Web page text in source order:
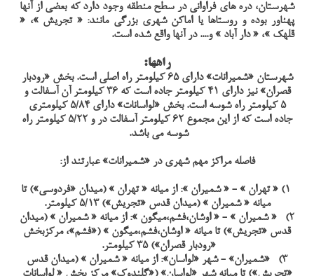
شهرستان، دره های فراوانی در سطح منطقه وجود دارد که بعضی از آنها
پهناور بوده و روستاها یا اماکن شهری بزرگی مانند: « تجریش »، «
قلهک »، « دار آباد » و.... در آنها واقع شده است.
راهها:
شهرستان «شمیرانات» دارای 65 کیلومتر راه اصلی است. بخش «رودبار
قصران» نیز دارای 41 کیلومتر جاده است که 36 کیلومتر آن آسفالت و
5 کیلومتر راه شوسه است. بخش «لواسانات» دارای 5/84 کیلومتری
جاده است که از این مجموع 62 کیلومتر آسفالت در و 5/22 کیلومتر راه
شوسه می باشد.
فاصله مراکز مهم شهری در «شمیرانات» عبارتند از:
1) « تهران » - « شمیران »: از میانه « تهران » (میدان «فردوسی») تا
میانه « شمیران » (میدان قدس «تجریش») 5/13 کیلومتر.
2) « شمیران » - « اوشان،فشم،میگون »: از میانه « شمیران » (میدان
قدس «تجریش») تا میانه « اوشان،فشم،میگون » («فشم»، مرکزبخش
«رودبار قصران») 35 کیلومتر.
3) «شمیران» - شهر «لواسان»: از میانه « شمیران » (میدان قدس